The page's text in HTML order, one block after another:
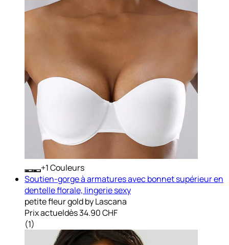
+ Couleurs
Soutien-gorge à armatures avec bonnet supérieur en
dentelle florale, lingerie sexy
petite fleur gold by Lascana
Prix actueldès34.90 CHF
(1)